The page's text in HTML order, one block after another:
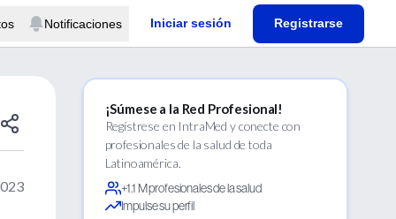
Notificaciones Iniciar sesión Registrarse
¡Súmese a la Red Profesional!
Regístrese en IntraMed y conecte con
profesionales de la salud de toda
Latinoamérica.
+1.1 M profesionales de la salud
Impulse su perfil